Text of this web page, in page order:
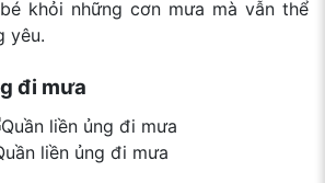
khỏi những cơn mưa mà vẫn thể
yêu.
đi mưa
liền ủng đi mưa